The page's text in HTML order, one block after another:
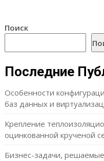
Поиск
Последние
Особенности
баз данных и
Крепление
оцинкованной крученой
Бизнес-задачи,